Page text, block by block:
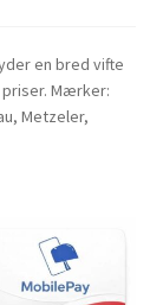
en bred vifte
Mærker:
Metzeler,